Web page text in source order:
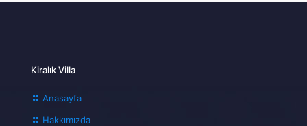
Kiralık Villa
Anasayfa
Hakkımızda